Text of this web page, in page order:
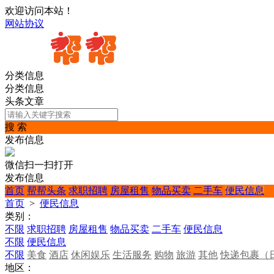
欢迎访问本站！
网站协议
分类信息
分类信息
头条文章
搜 索
发布信息
微信扫一扫打开
发布信息
首页 帮帮头条 求职招聘 房屋租售 物品买卖 二手车 便民信息
首页 > 便民信息
类别：
不限 求职招聘 房屋租售 物品买卖 二手车 便民信息
不限 便民信息
不限 美食 酒店 休闲娱乐 生活服务 购物 旅游 其他 快递包裹（
地区：